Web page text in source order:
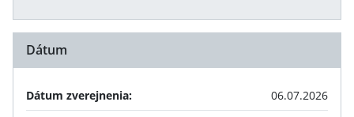
Dátum
Dátum zverejnenia:
06.07.2026